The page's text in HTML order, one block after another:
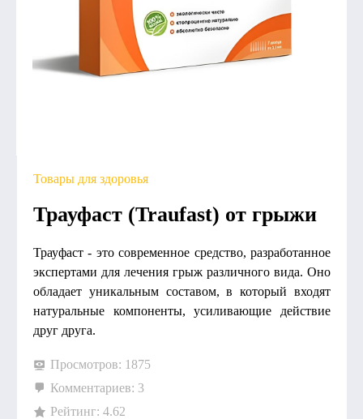
Товары для здоровья
Трауфаст (Traufast) от грыжи
Трауфаст - это современное средство, разработанное
экспертами для лечения грыж различного вида. Оно
обладает уникальным составом, в который входят
натуральные компоненты, усиливающие действие
друг друга.
Просмотров: 1875
Комментариев: 3
Рейтинг: 4.62